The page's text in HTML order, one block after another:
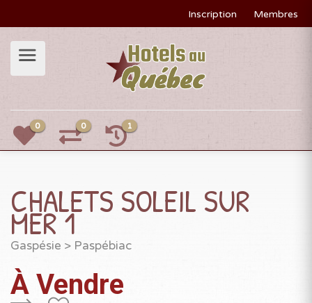
Inscription Membres
0 0 1
CHALETS SOLEIL SUR
MER 1
Gaspésie > Paspébiac
À Vendre